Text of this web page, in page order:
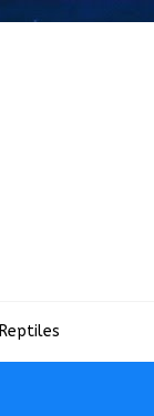
Reptiles